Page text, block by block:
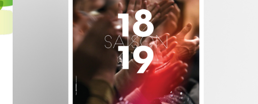
THÉÂTRES DU VAL
D'YERRES
Conception et réalisation du visuel de saison culturelle
2018-2019 des Théâtres du Val d'Yerres